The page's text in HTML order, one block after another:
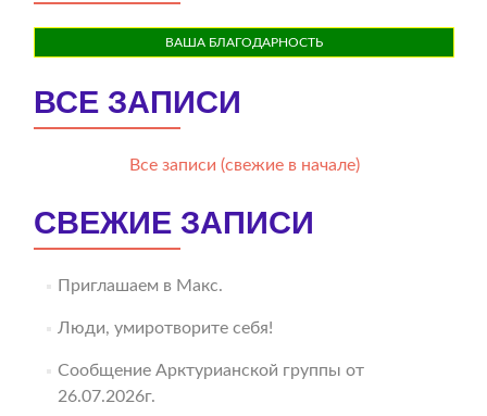
ВАША БЛАГОДАРНОСТЬ
ВСЕ ЗАПИСИ
Все записи (свежие в начале)
СВЕЖИЕ ЗАПИСИ
Приглашаем в Макс.
Люди, умиротворите себя!
Сообщение Арктурианской группы от
26.07.2026г.